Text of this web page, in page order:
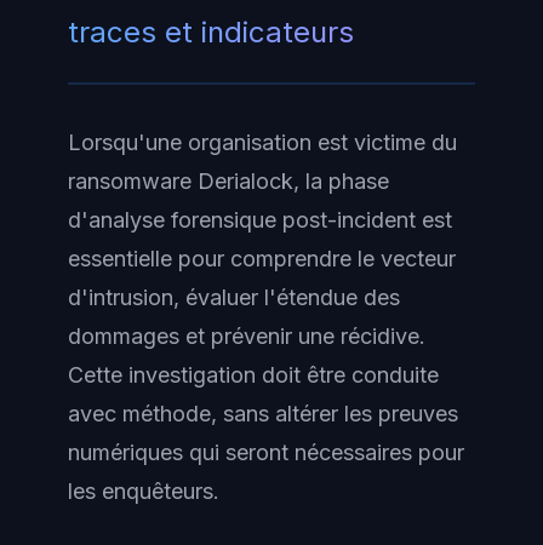
traces et indicateurs
Lorsqu'une organisation est victime du
ransomware Derialock, la phase
d'analyse forensique post-incident est
essentielle pour comprendre le vecteur
d'intrusion, évaluer l'étendue des
dommages et prévenir une récidive.
Cette investigation doit être conduite
avec méthode, sans altérer les preuves
numériques qui seront nécessaires pour
les enquêteurs.